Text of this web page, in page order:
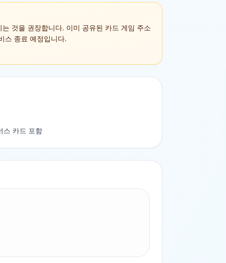
것을 권장합니다. 이미 공유된 카드 게임 주소
스 종료 예정입니다.
스 카드 포함